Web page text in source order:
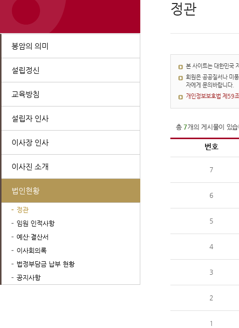
봉암의 의미
설립정신
교육방침
설립자 인사
이사장 인사
이사진 소개
법인현황
정관
임원 인적사항
예산·결산서
이사회의록
법정부담금 납부 현황
공지사항
정관
본 사이트는 대한민국
회원은 공공질서나 미
자에게 문의바랍니다.
개인정보보호법 제59
총7개의 게시물이 있습
번호
7
6
5
4
3
2
1